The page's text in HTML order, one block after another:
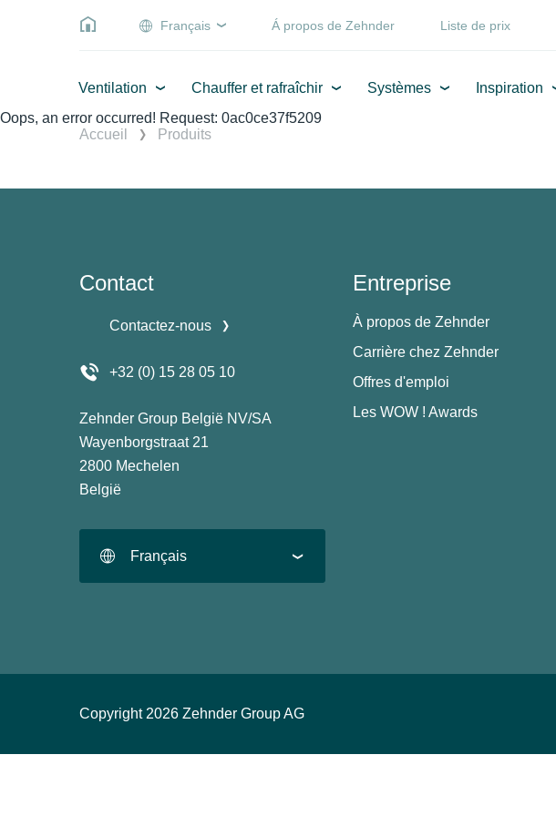
Français Á propos de Zehnder Liste de prix
Ventilation Chauffer et rafraîchir Systèmes Inspiration
Oops, an error occurred! Request: 0ac0ce37f5209
Accueil
Produits
Contact
Contactez-nous
+32 (0) 15 28 05 10
Zehnder Group België NV/SA
Wayenborgstraat 21
2800 Mechelen
België
Français
Entreprise
À propos de Zehnder
Carrière chez Zehnder
Offres d'emploi
Les WOW ! Awards
Copyright 2026 Zehnder Group AG